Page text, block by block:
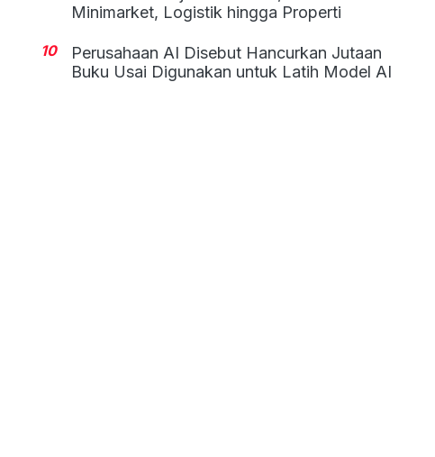
Minimarket, Logistik hingga Properti
10
Perusahaan AI Disebut Hancurkan Jutaan
Buku Usai Digunakan untuk Latih Model AI